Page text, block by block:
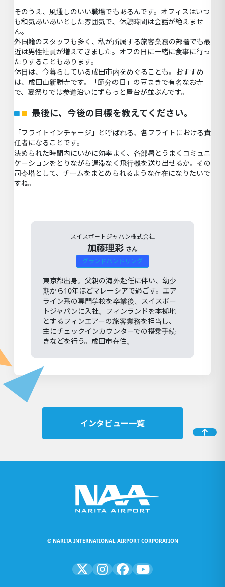
そのうえ、風通しのいい職場でもあるんです。オフィスはいつ
も和気あいあいとした雰囲気で、休憩時間は会話が絶えませ
ん。
外国籍のスタッフも多く、私が所属する旅客業務の部署でも最
近は男性社員が増えてきました。オフの日に一緒に食事に行っ
たりすることもあります。
休日は、今暮らしている成田市内をめぐることも。おすすめ
は、成田山新勝寺です。「節分の日」の豆まきで有名なお寺
で、夏祭りでは参道沿いにずらっと屋台が並ぶんです。
最後に、今後の目標を教えてください。
「フライトインチャージ」と呼ばれる、各フライトにおける責
任者になることです。
決められた時間内にいかに効率よく、各部署とうまくコミュニ
ケーションをとりながら遅滞なく飛行機を送り出せるか。その
司令塔として、チームをまとめられるような存在になりたいで
すね。
スイスポートジャパン株式会社
加藤理彩 さん
グランドハンドリング
東京都出身。父親の海外赴任に伴い、幼少
期から10年ほどマレーシアで過ごす。エア
ライン系の専門学校を卒業後、スイスポー
トジャパンに入社。フィンランドを本拠地
とするフィンエアーの旅客業務を担当し、
主にチェックインカウンターでの搭乗手続
きなどを行う。成田市在住。
インタビュー一覧
© NARITA INTERNATIONAL AIRPORT CORPORATION